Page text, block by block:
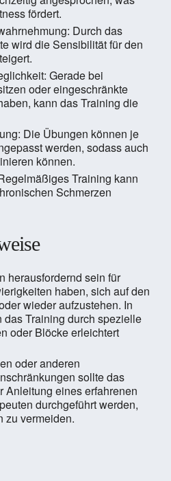
fördert.
Durch das
wird die Sensibilität für den
Gerade bei
oder eingeschränkte
kann das Training die
Die Übungen können je
werden, sodass auch
können.
Training kann
Schmerzen
herausfordernd sein für
haben, sich auf den
wieder aufzustehen. In
Training durch spezielle
oder Blöcke erleichtert
oder anderen
sollte das
Anleitung eines erfahrenen
durchgeführt werden,
zu vermeiden.